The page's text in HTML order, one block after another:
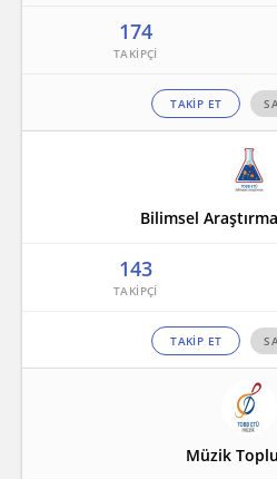
174
TAKİP ET
Bilimsel
143
TAKİP ET
Müzik